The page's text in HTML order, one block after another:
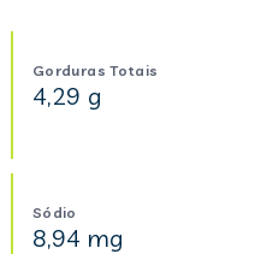
Gorduras Totais
4,29 g
Sódio
8,94 mg